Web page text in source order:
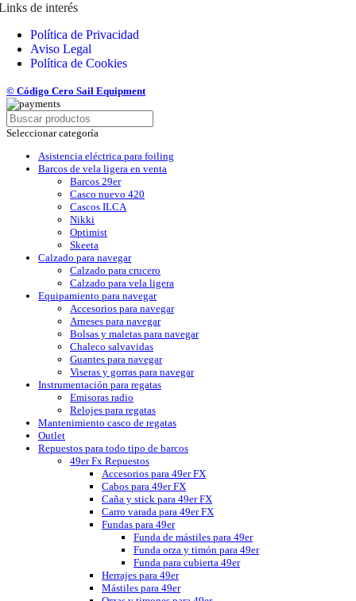
de interés
Política de Privacidad
Aviso Legal
Política de Cookies
© Código Cero Sail Equipment
Seleccionar categoría
Asistencia eléctrica para foiling
Barcos de vela ligera en venta
Barcos 29er
Casco nuevo 420
Cascos ILCA
Nikki
Optimist
Skeeta
Calzado para navegar
Calzado para crucero
Calzado para vela ligera
Equipamiento para navegar
Accesorios para navegar
Arneses para navegar
Bolsas y maletas para navegar
Chaleco salvavidas
Guantes para navegar
Viseras y gorras para navegar
Instrumentación para regatas
Emisoras radio
Relojes para regatas
Mantenimiento casco de regatas
Outlet
Repuestos para todo tipo de barcos
49er Fx Repuestos
Accesorios para 49er FX
Cabos para 49er FX
Caña y stick para 49er FX
Carro varada para 49er FX
Fundas para 49er
Funda de mástiles para 49er
Funda orza y timón para 49er
Funda para cubierta 49er
Herrajes para 49er
Mástiles para 49er